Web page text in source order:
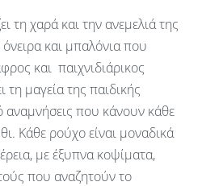
τη χαρά και την ανεμελιά της
και μπαλόνια που
και παιχνιδιάρικος
τη μαγεία της παιδικής
που κάνουν κάθε
Κάθε ρούχο είναι μοναδικά
με έξυπνα κοψίματα,
που αναζητούν το